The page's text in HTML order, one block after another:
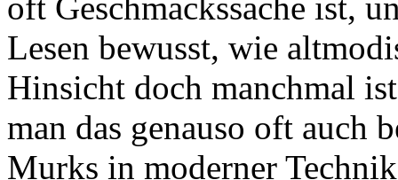
oft Geschmackssache ist,
Lesen bewusst, wie
Hinsicht doch manchmal
man das genauso oft auch
Murks in moderner